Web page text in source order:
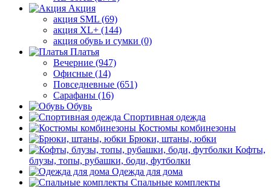
Акция
акция SML (69)
акция XL+ (144)
акция обувь и сумки (0)
Платья
Вечерние (947)
Офисные (14)
Повседневные (651)
Сарафаны (16)
Обувь
Спортивная одежда
Костюмы комбинезоны
Брюки, штаны, юбки
Кофты,
блузы, топы, рубашки, боди, футболки
Одежда для дома
Спальные комплекты